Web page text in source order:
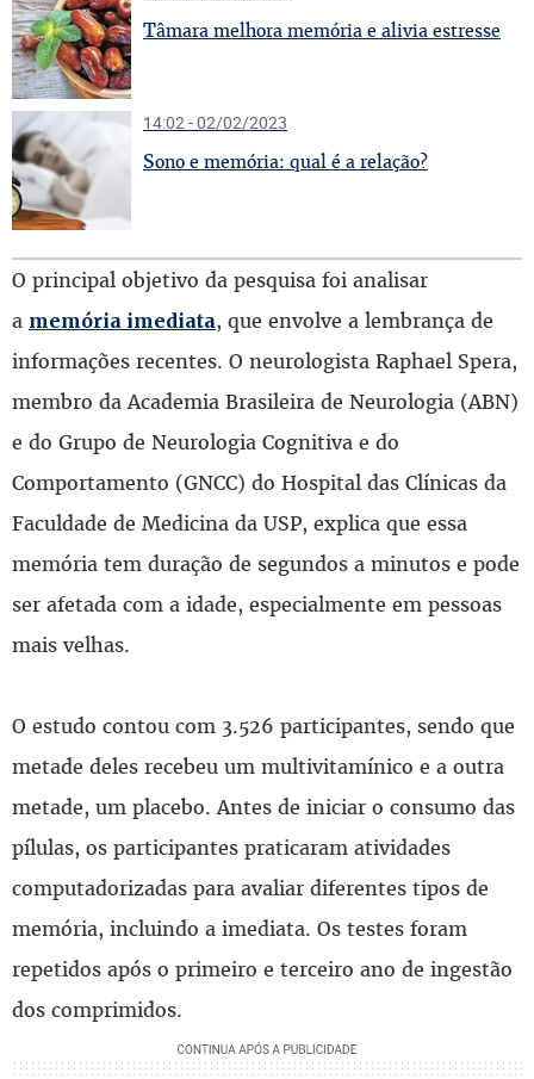
Tâmara melhora memória e alivia estresse
14:02 - 02/02/2023
Sono e memória: qual é a relação?
O principal objetivo da pesquisa foi analisar
a memória imediata, que envolve a lembrança de
informações recentes. O neurologista Raphael Spera,
membro da Academia Brasileira de Neurologia (ABN)
e do Grupo de Neurologia Cognitiva e do
Comportamento (GNCC) do Hospital das Clínicas da
Faculdade de Medicina da USP, explica que essa
memória tem duração de segundos a minutos e pode
ser afetada com a idade, especialmente em pessoas
mais velhas.
O estudo contou com 3.526 participantes, sendo que
metade deles recebeu um multivitamínico e a outra
metade, um placebo. Antes de iniciar o consumo das
pílulas, os participantes praticaram atividades
computadorizadas para avaliar diferentes tipos de
memória, incluindo a imediata. Os testes foram
repetidos após o primeiro e terceiro ano de ingestão
dos comprimidos.